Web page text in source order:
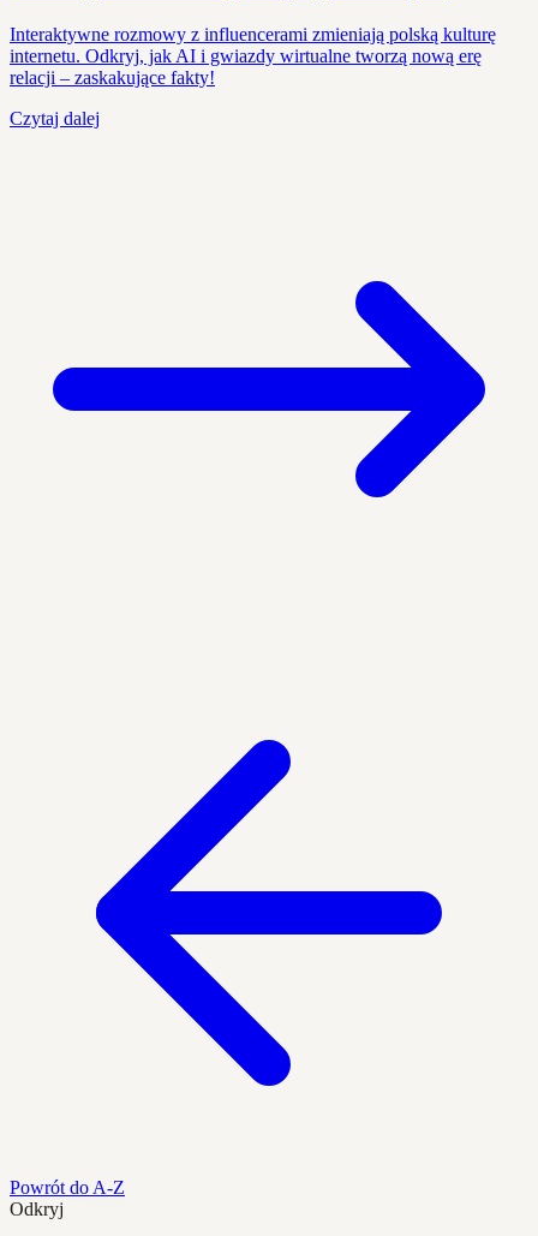
Interaktywne rozmowy z influencerami zmieniają polską kulturę
internetu. Odkryj, jak AI i gwiazdy wirtualne tworzą nową erę
relacji – zaskakujące fakty!
Czytaj dalej
Powrót do A-Z
Odkryj